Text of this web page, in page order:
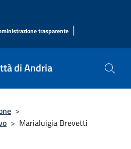
trasparente |
di Andria
>
> Marialuigia Brevetti